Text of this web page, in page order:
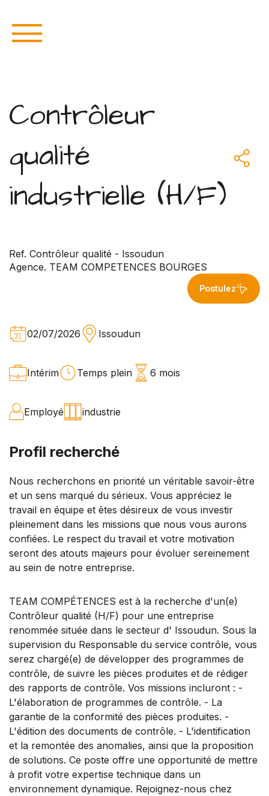
Contrôleur
qualité
industrielle (H/F)
Ref. Contrôleur qualité - Issoudun
Agence. TEAM COMPETENCES BOURGES
Postulez
02/07/2026 Issoudun
Intérim Temps plein 6 mois
Employé industrie
Profil recherché
Nous recherchons en priorité un véritable savoir-être
et un sens marqué du sérieux. Vous appréciez le
travail en équipe et êtes désireux de vous investir
pleinement dans les missions que nous vous aurons
confiées. Le respect du travail et votre motivation
seront des atouts majeurs pour évoluer sereinement
au sein de notre entreprise.
TEAM COMPÉTENCES est à la recherche d'un(e)
Contrôleur qualité (H/F) pour une entreprise
renommée située dans le secteur d' Issoudun. Sous la
supervision du Responsable du service contrôle, vous
serez chargé(e) de développer des programmes de
contrôle, de suivre les pièces produites et de rédiger
des rapports de contrôle. Vos missions incluront : -
L'élaboration de programmes de contrôle. - La
garantie de la conformité des pièces produites. -
L'édition des documents de contrôle. - L'identification
et la remontée des anomalies, ainsi que la proposition
de solutions. Ce poste offre une opportunité de mettre
à profit votre expertise technique dans un
environnement dynamique. Rejoignez-nous chez